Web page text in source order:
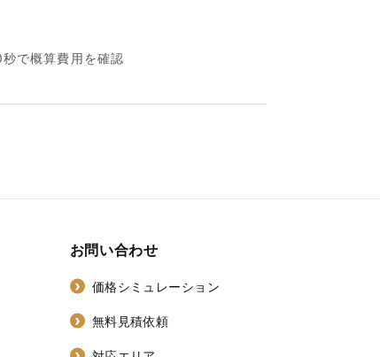
で概算費用を確認
お問い合わせ
価格シミュレーション
無料見積依頼